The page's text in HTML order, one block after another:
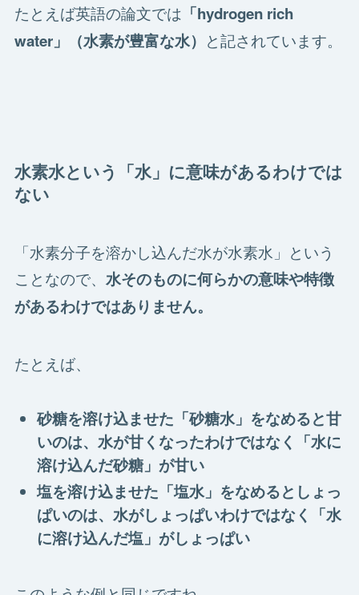
たとえば英語の論文では 「hydrogen rich
water」（水素が豊富な水） と記されています。
水素水という「水」に意味があるわけでは
ない
「水素分子を溶かし込んだ水が水素水」という
ことなので、 水そのものに何らかの意味や特徴
があるわけではありません。
たとえば、
砂糖を溶け込ませた「砂糖水」をなめると甘
いのは、水が甘くなったわけではなく「水に
溶け込んだ砂糖」が甘い
塩を溶け込ませた「塩水」をなめるとしょっ
ぱいのは、水がしょっぱいわけではなく「水
に溶け込んだ塩」がしょっぱい